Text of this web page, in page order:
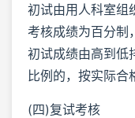
初试由用人科室组
考核成绩为百分制
初试成绩由高到低
比例的，按实际合
(四)复试考核